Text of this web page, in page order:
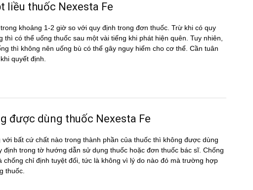
liều thuốc Nexesta Fe
khoảng 1-2 giờ so với quy định trong đơn thuốc. Trừ khi có quy
có thể uống thuốc sau một vài tiếng khi phát hiện quên. Tuy nhiên,
thì không nên uống bù có thể gây nguy hiểm cho cơ thể. Cần tuân
quyết định.
được dùng thuốc Nexesta Fe
bất cứ chất nào trong thành phần của thuốc thì không được dùng
trong tờ hướng dẫn sử dụng thuốc hoặc đơn thuốc bác sĩ. Chống
chống chỉ định tuyệt đối, tức là không vì lý do nào đó mà trường hợp
thuốc.